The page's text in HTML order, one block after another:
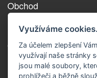
Obchod
Reklamace zboží
Obchodní podmínky
Doprava a platba
Kontakty
Využíváme cookies.
Za účelem zlepšení
využívají naše stránky
jsou malé soubory,
prohlížeči a běžně